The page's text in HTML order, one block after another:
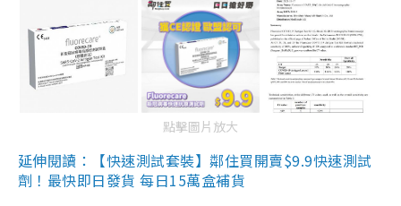
點擊圖片放大
延伸閱讀：【快速測試套裝】鄰住買開賣$9.9快速測試
劑！最快即日發貨 每日15萬盒補貨